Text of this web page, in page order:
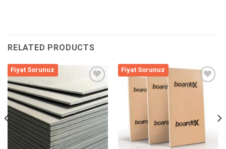
RELATED PRODUCTS
Fiyat Sorunuz
Listeme
Ekle
Fiyat Sorunuz